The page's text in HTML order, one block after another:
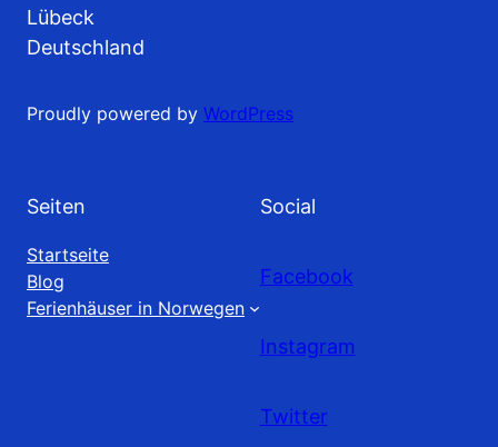
Lübeck
Deutschland
Proudly powered by WordPress
Seiten
Startseite
Blog
Ferienhäuser in Norwegen
Social
Facebook
Instagram
Twitter